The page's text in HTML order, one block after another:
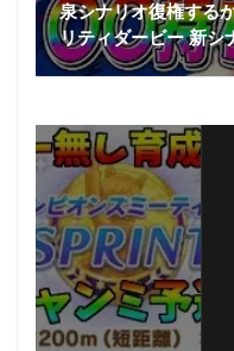
泉シナリオ復権する
リティダービー 新シ